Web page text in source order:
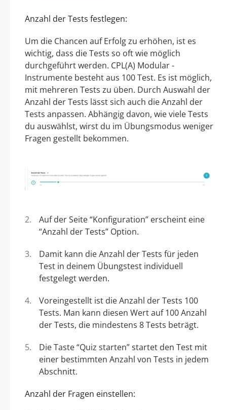
Anzahl der Tests festlegen:
Um die Chancen auf Erfolg zu erhöhen, ist es
wichtig, dass die Tests so oft wie möglich
durchgeführt werden. CPL(A) Modular -
Instrumente besteht aus 100 Test. Es ist möglich,
mit mehreren Tests zu üben. Durch Auswahl der
Anzahl der Tests lässt sich auch die Anzahl der
Tests anpassen. Abhängig davon, wie viele Tests
du auswählst, wirst du im Übungsmodus weniger
Fragen gestellt bekommen.
Auf der Seite “Konfiguration” erscheint eine
“Anzahl der Tests” Option.
Damit kann die Anzahl der Tests für jeden
Test in deinem Übungstest individuell
festgelegt werden.
Voreingestellt ist die Anzahl der Tests 100
Tests. Man kann diesen Wert auf 100 Anzahl
der Tests, die mindestens 8 Tests beträgt.
Die Taste “Quiz starten” startet den Test mit
einer bestimmten Anzahl von Tests in jedem
Abschnitt.
Anzahl der Fragen einstellen: